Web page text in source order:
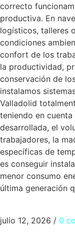
correcto
productiva. En
logísticos, talleres
condiciones
confort de los
la productividad,
conservación de
instalamos
Valladolid
teniendo en
desarrollada, el
trabajadores, la
específicas de
es conseguir
menor consumo
última generación
julio 12, 2026 / 0